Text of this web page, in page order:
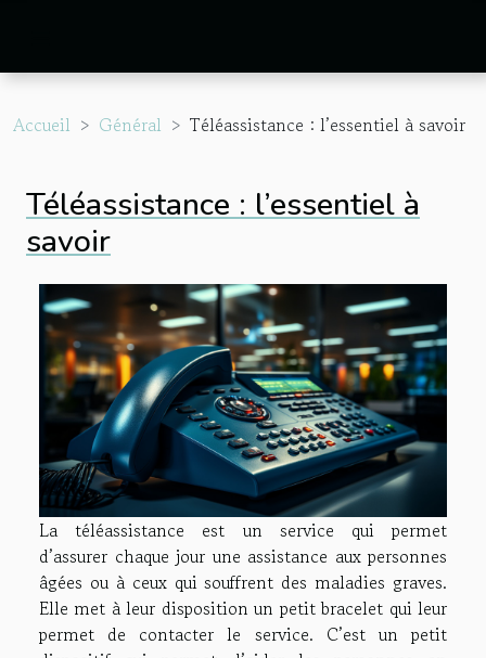
Accueil Général Téléassistance : l’essentiel à savoir
Téléassistance : l’essentiel à
savoir
La téléassistance est un service qui permet
d’assurer chaque jour une assistance aux personnes
âgées ou à ceux qui souffrent des maladies graves.
Elle met à leur disposition un petit bracelet qui leur
permet de contacter le service. C’est un petit